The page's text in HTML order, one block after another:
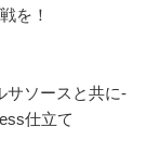
を！
サソースと共に-
仕立て